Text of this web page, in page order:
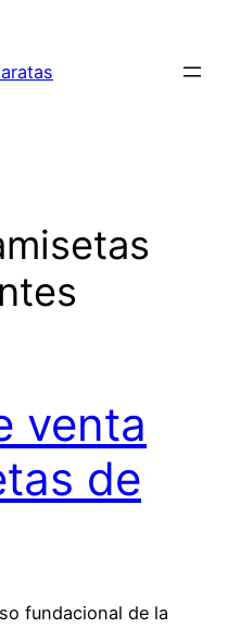
venta
de
fundacional de la